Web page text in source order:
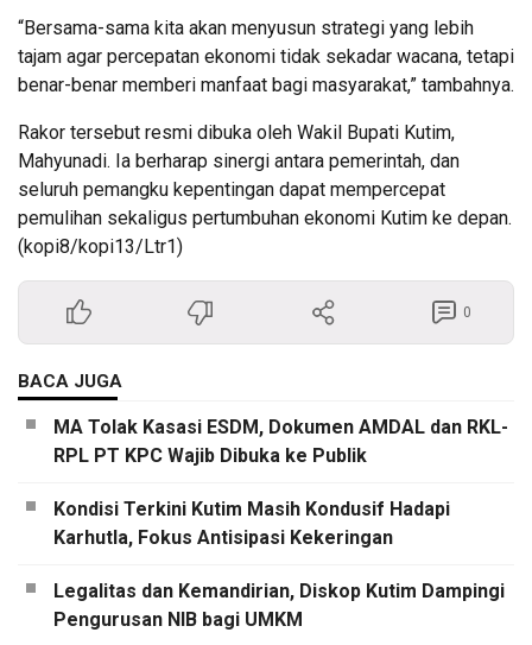
“Bersama-sama kita akan menyusun strategi yang lebih
tajam agar percepatan ekonomi tidak sekadar wacana, tetapi
benar-benar memberi manfaat bagi masyarakat,” tambahnya.
Rakor tersebut resmi dibuka oleh Wakil Bupati Kutim,
Mahyunadi. Ia berharap sinergi antara pemerintah, dan
seluruh pemangku kepentingan dapat mempercepat
pemulihan sekaligus pertumbuhan ekonomi Kutim ke depan.
(kopi8/kopi13/Ltr1)
0
BACA JUGA
MA Tolak Kasasi ESDM, Dokumen AMDAL dan RKL-
RPL PT KPC Wajib Dibuka ke Publik
Kondisi Terkini Kutim Masih Kondusif Hadapi
Karhutla, Fokus Antisipasi Kekeringan
Legalitas dan Kemandirian, Diskop Kutim Dampingi
Pengurusan NIB bagi UMKM